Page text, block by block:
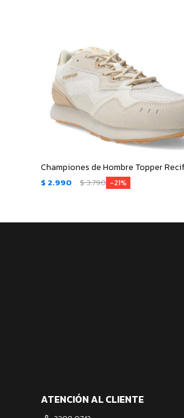
$ 2.990 $3.790 21
ATENCIÓN AL CLIENTE